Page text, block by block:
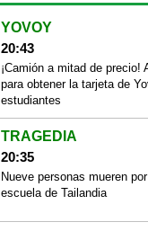
YOVOY
20:43
¡Camión a mitad de precio!
para obtener la tarjeta de
estudiantes
TRAGEDIA
20:35
Nueve personas mueren
escuela de Tailandia